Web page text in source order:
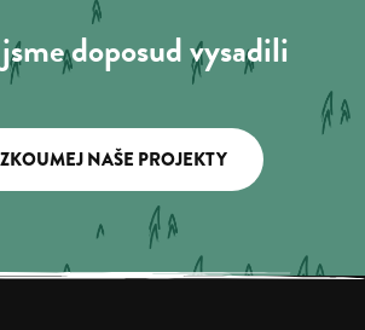
doposud vysadili
NAŠE PROJEKTY